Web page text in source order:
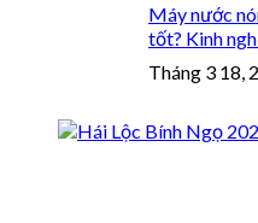
Máy nước
tốt? Kinh
Tháng 3 18,